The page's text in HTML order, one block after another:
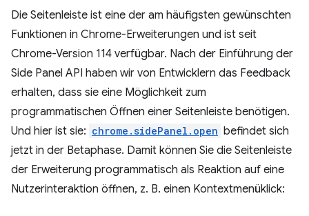
Die Seitenleiste ist eine der am häufigsten gewünschten
Funktionen in Chrome-Erweiterungen und ist seit
Chrome-Version 114 verfügbar. Nach der Einführung der
Side Panel API haben wir von Entwicklern das Feedback
erhalten, dass sie eine Möglichkeit zum
programmatischen Öffnen einer Seitenleiste benötigen.
Und hier ist sie: chrome.sidePanel.open befindet sich
jetzt in der Betaphase. Damit können Sie die Seitenleiste
der Erweiterung programmatisch als Reaktion auf eine
Nutzerinteraktion öffnen, z. B. einen Kontextmenüklick: